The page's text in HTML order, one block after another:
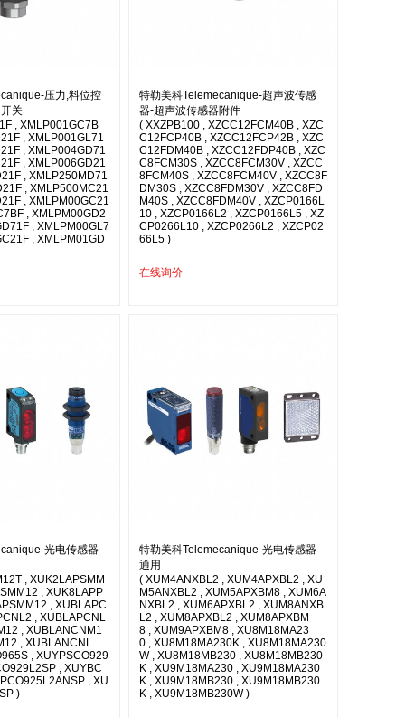
压力,料位控
关
, XMLP001GC7B
, XMLP001GL71
, XMLP004GD71
, XMLP006GD21
, XMLP250MD71
, XMLP500MC21
, XMLPM00GC21
, XMLPM00GD2
, XMLPM00GL7
, XMLPM01GD
特勒美科Telemecanique-超声波传感
器-超声波传感器附件
( XXZPB100 , XZCC12FCM40B , XZC
C12FCP40B , XZCC12FCP42B , XZC
C12FDM40B , XZCC12FDP40B , XZC
C8FCM30S , XZCC8FCM30V , XZCC
8FCM40S , XZCC8FCM40V , XZCC8F
DM30S , XZCC8FDM30V , XZCC8FD
M40S , XZCC8FDM40V , XZCP0166L
10 , XZCP0166L2 , XZCP0166L5 , XZ
CP0266L10 , XZCP0266L2 , XZCP02
66L5 )
在线询价
光电传感器-
, XUK2LAPSMM
, XUK8LAPP
, XUBLAPC
, XUBLAPCNL
, XUBLANCNM1
, XUBLANCNL
, XUYPSCO929
, XUYBC
, XU
)
特勒美科Telemecanique-光电传感器-
通用
( XUM4ANXBL2 , XUM4APXBL2 , XU
M5ANXBL2 , XUM5APXBM8 , XUM6A
NXBL2 , XUM6APXBL2 , XUM8ANXB
L2 , XUM8APXBL2 , XUM8APXBM
8 , XUM9APXBM8 , XU8M18MA23
0 , XU8M18MA230K , XU8M18MA230
W , XU8M18MB230 , XU8M18MB230
K , XU9M18MA230 , XU9M18MA230
K , XU9M18MB230 , XU9M18MB230
K , XU9M18MB230W )